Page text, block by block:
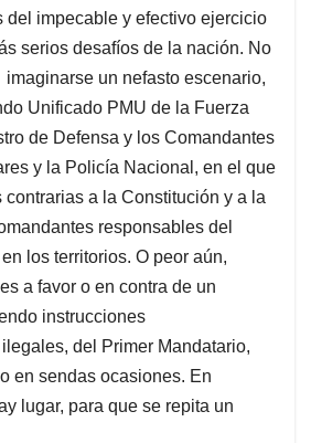
del impecable y efectivo ejercicio
serios desafíos de la nación. No
un nefasto escenario,
Unificado PMU de la Fuerza
de Defensa y los Comandantes
y la Policía Nacional, en el que
contrarias a la Constitución y a la
responsables del
los territorios. O peor aún,
a favor o en contra de un
instrucciones
del Primer Mandatario,
en sendas ocasiones. En
lugar, para que se repita un